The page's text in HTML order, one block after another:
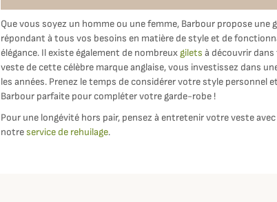
Que vous soyez un homme ou une femme, Barbour propose une
répondant à tous vos besoins en matière de style et de
élégance. Il existe également de nombreux gilets à découvrir
veste de cette célèbre marque anglaise, vous investissez dans
les années. Prenez le temps de considérer votre style
Barbour parfaite pour compléter votre garde-robe !
Pour une longévité hors pair, pensez à entretenir votre veste
notreservice de rehuilage.